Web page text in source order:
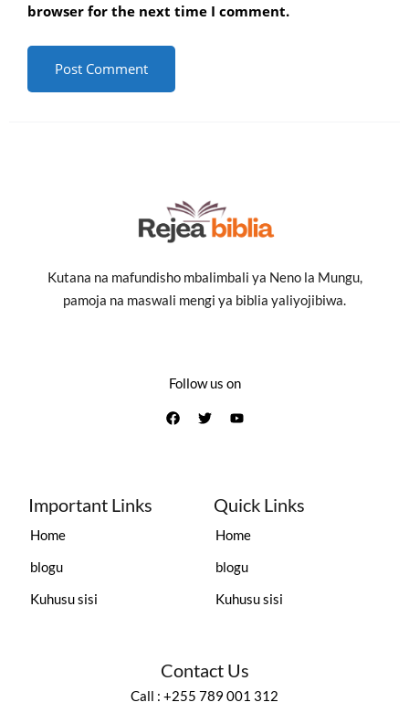
browser for the next time I comment.
Kutana na mafundisho mbalimbali ya Neno la Mungu,
pamoja na maswali mengi ya biblia yaliyojibiwa.
Follow us on
Important Links
Home
blogu
Kuhusu sisi
Quick Links
Home
blogu
Kuhusu sisi
Contact Us
Call : +255 789 001 312